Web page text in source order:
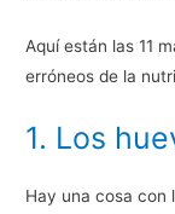
Aquí están las 11
erróneos de la
1. Los
Hay una cosa con